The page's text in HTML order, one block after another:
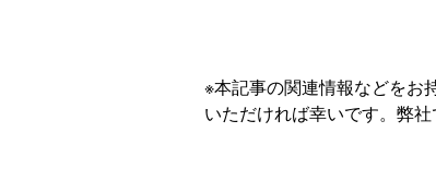
※本記事の関連情報などをお
いただければ幸いです。弊